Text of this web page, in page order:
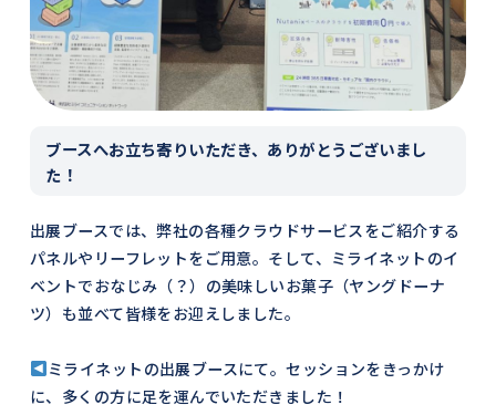
ブースへお立ち寄りいただき、ありがとうございまし
た！
出展ブースでは、弊社の各種クラウドサービスをご紹介する
パネルやリーフレットをご用意。そして、ミライネットのイ
ベントでおなじみ（？）の美味しいお菓子（ヤングドーナ
ツ）も並べて皆様をお迎えしました。
ミライネットの出展ブースにて。セッションをきっかけ
に、多くの方に足を運んでいただきました！